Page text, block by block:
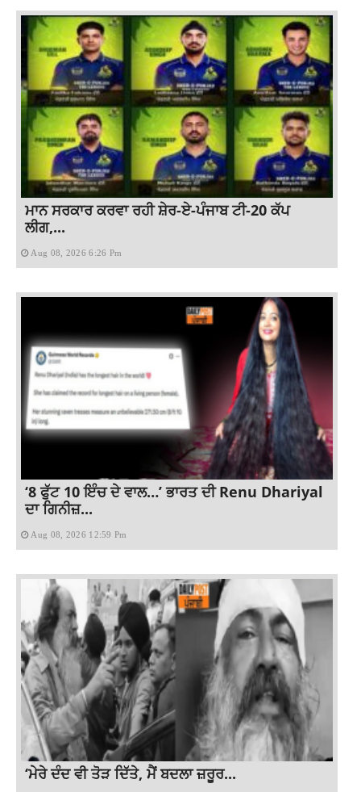
ਮਾਨ ਸਰਕਾਰ ਕਰਵਾ ਰਹੀ ਸ਼ੇਰ-ਏ-ਪੰਜਾਬ ਟੀ-20 ਕੱਪ
ਲੀਗ,...
Aug 08, 2026 6:26 Pm
‘8 ਫੁੱਟ 10 ਇੰਚ ਦੇ ਵਾਲ…’ ਭਾਰਤ ਦੀ Renu Dhariyal
ਦਾ ਗਿਨੀਜ਼...
Aug 08, 2026 12:59 Pm
‘ਮੇਰੇ ਦੰਦ ਵੀ ਤੋੜ ਦਿੱਤੇ, ਮੈਂ ਬਦਲਾ ਜ਼ਰੂਰ...